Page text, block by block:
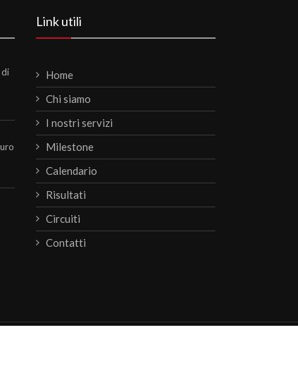
di
Link utili
Home
Chi siamo
I nostri servizi
Milestone
Calendario
Risultati
Circuiti
Contatti